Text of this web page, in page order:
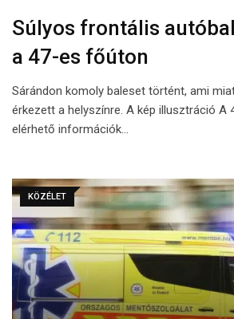
Súlyos frontális
a 47-es főúton
Sárándon komoly baleset történt, ami
érkezett a helyszínre. A kép illusztráció A
elérhető információk…
KÖZÉLET